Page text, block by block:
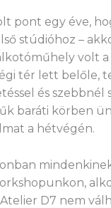
pont egy éve,
stúdióhoz –
volt a
tér lett belőle,
és szebbnél
baráti körben
a hétvégén.
D7 nem